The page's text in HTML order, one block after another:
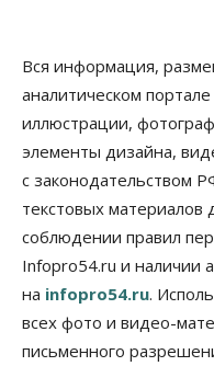
Мировые И
Россия построит в
30 гектаров, 15
рублей
06 Августа 2026, 18:40
адаптироваться к
06 Августа 2026, 18:00
Бизнес
Застройщики
площади участков
Вся информация,
аналитическом портале
иллюстрации,
элементы дизайна,
с законодательством
текстовых материалов
соблюдении правил
Infopro54.ru и наличии
на infopro54.ru.
всех фото и видео-
письменного